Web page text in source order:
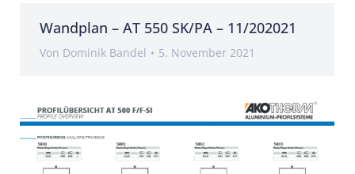
Wandplan – AT 550 SK/PA – 11/202021
Von Dominik Bandel 5. November 2021